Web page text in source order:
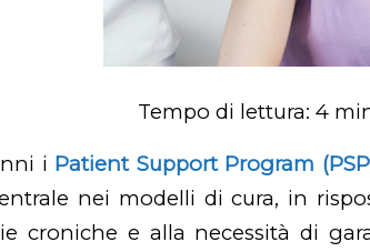
Tempo di lettura: 4
i Patient Support Program
nei modelli di cura, in
croniche e alla necessità di